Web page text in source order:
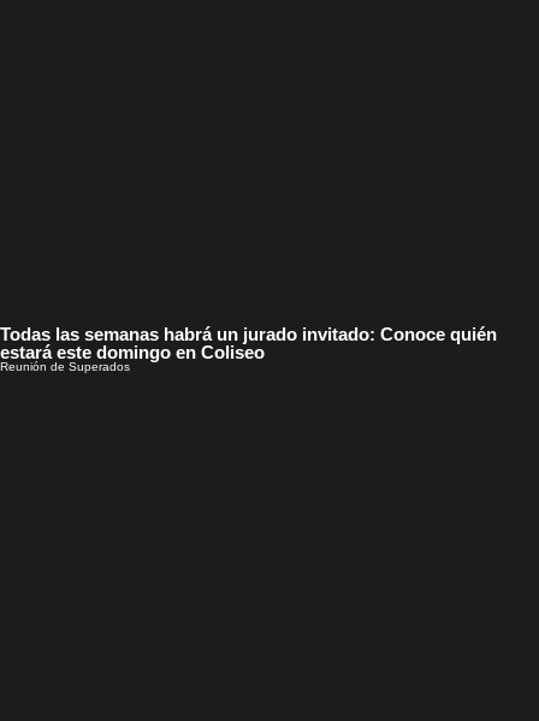
Todas las semanas habrá un jurado invitado: Conoce quién
estará este domingo en Coliseo
Reunión de Superados